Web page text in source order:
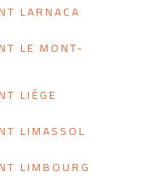
LARNACA
LE MONT-
LIÈGE
LIMASSOL
LIMBOURG